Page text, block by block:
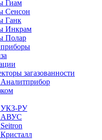
Гиам
Сенсон
Ганк
Инкрам
Полар
загазованности
УКЗ-РУ
АВУС